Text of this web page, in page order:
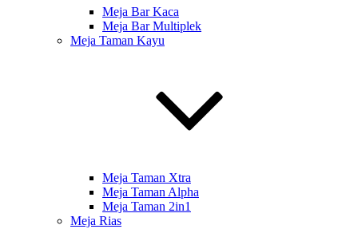
Meja Bar Kaca
Meja Bar Multiplek
Meja Taman Kayu
Meja Taman Xtra
Meja Taman Alpha
Meja Taman 2in1
Meja Rias